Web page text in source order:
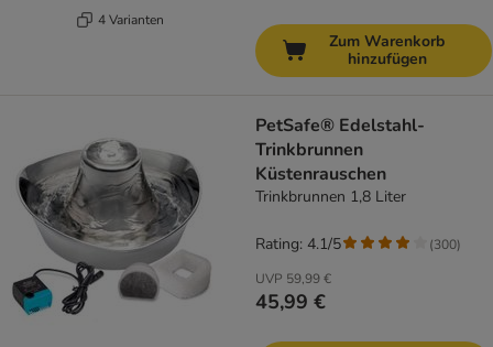
4 Varianten
Zum Warenkorb
hinzufügen
PetSafe® Edelstahl-
Trinkbrunnen
Küstenrauschen
Trinkbrunnen 1,8 Liter
UVP 59,99 €
45,99 €
Rating: 4.1/5 (300)